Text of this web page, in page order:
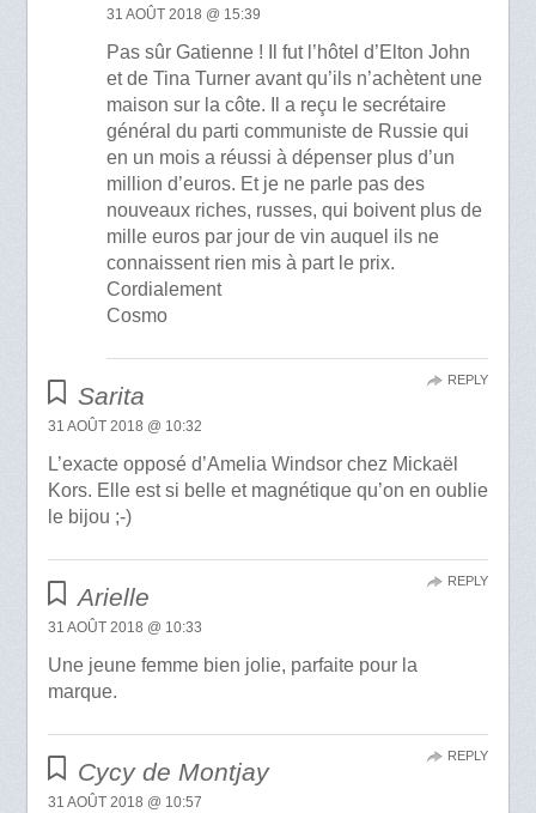
31 AOÛT 2018 @ 15:39
Pas sûr Gatienne ! Il fut l’hôtel d’Elton John
et de Tina Turner avant qu’ils n’achètent une
maison sur la côte. Il a reçu le secrétaire
général du parti communiste de Russie qui
en un mois a réussi à dépenser plus d’un
million d’euros. Et je ne parle pas des
nouveaux riches, russes, qui boivent plus de
mille euros par jour de vin auquel ils ne
connaissent rien mis à part le prix.
Cordialement
Cosmo
Sarita
31 AOÛT 2018 @ 10:32
L’exacte opposé d’Amelia Windsor chez Mickaël
Kors. Elle est si belle et magnétique qu’on en oublie
le bijou ;-)
REPLY
Arielle
31 AOÛT 2018 @ 10:33
Une jeune femme bien jolie, parfaite pour la
marque.
REPLY
Cycy de Montjay
31 AOÛT 2018 @ 10:57
REPLY